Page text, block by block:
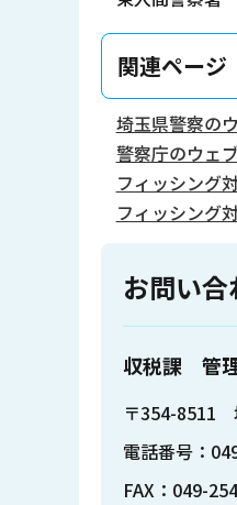
関連ページ
埼玉県警察の
警察庁のウェ
フィッシング
フィッシング
お問い合
収税課 管
〒354-8511
電話番号：
FAX：049-